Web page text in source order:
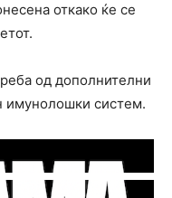
откако ќе се
од дополнителни
имунолошки систем.